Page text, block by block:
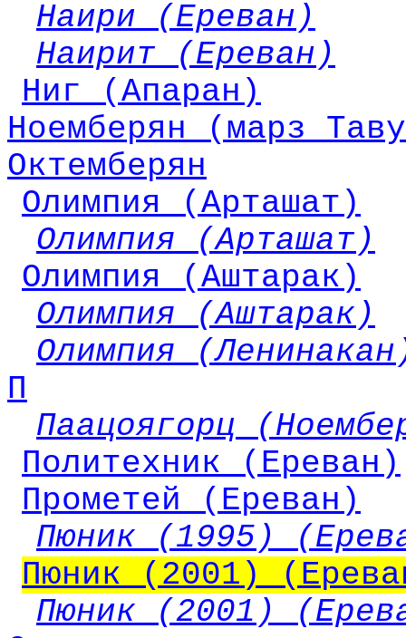
Наири (Ереван)
Наирит (Ереван)
Ниг (Апаран)
Ноемберян (марз
Октемберян
Олимпия (Арташат)
Олимпия (Арташат)
Олимпия (Аштарак)
Олимпия (Аштарак)
Олимпия
П
Паацоягорц
Политехник (Ереван)
Прометей (Ереван)
Пюник (1995)
Пюник (2001)
Пюник (2001)